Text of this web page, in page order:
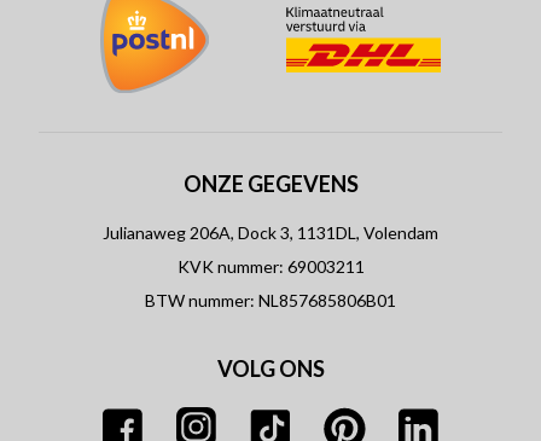
ONZE GEGEVENS
Julianaweg 206A, Dock 3, 1131DL, Volendam
KVK nummer: 69003211
BTW nummer: NL857685806B01
VOLG ONS